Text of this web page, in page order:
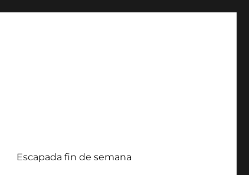
Escapada fin de semana